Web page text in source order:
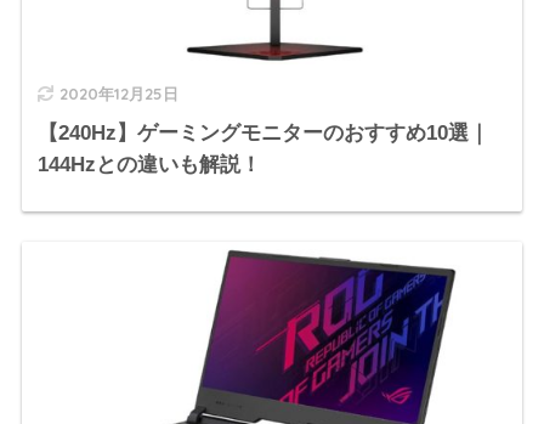
2020年12月25日
【240Hz】ゲーミングモニターのおすすめ10選｜
144Hzとの違いも解説！